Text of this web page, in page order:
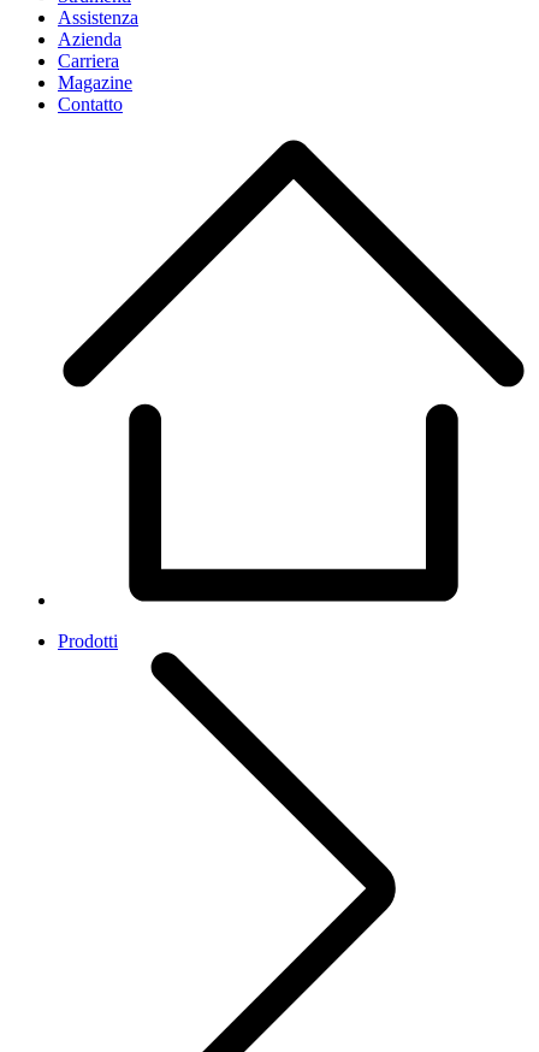
Assistenza
Azienda
Carriera
Magazine
Contatto
Prodotti